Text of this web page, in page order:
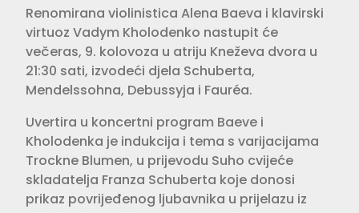
Renomirana violinistica Alena Baeva i klavirski
virtuoz Vadym Kholodenko nastupit će
večeras, 9. kolovoza u atriju Kneževa dvora u
21:30 sati, izvodeći djela Schuberta,
Mendelssohna, Debussyja i Fauréa.
Uvertira u koncertni program Baeve i
Kholodenka je indukcija i tema s varijacijama
Trockne Blumen, u prijevodu Suho cvijeće
skladatelja Franza Schuberta koje donosi
prikaz povrijeđenog ljubavnika u prijelazu iz